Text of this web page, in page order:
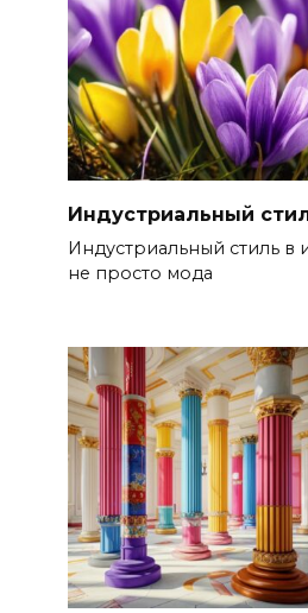
Индустриальный
Индустриальный стиль в
не просто мода